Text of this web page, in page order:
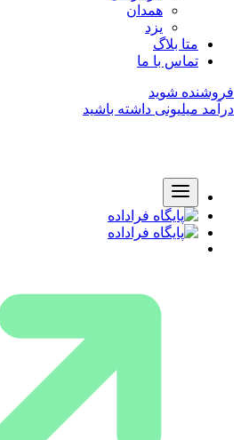
همدان
یزد
متا بلاگ
تماس با ما
فروشنده شوید
درآمد میلیونی داشته باشید